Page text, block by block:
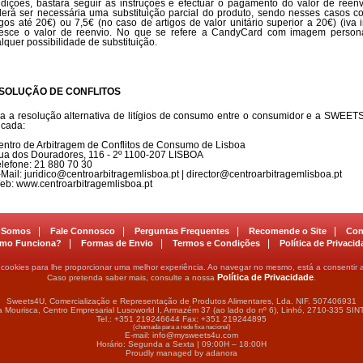
bastará seguir as instruções e efectuar o pagamento do valor de
ser necessária uma substituição parcial do produto, sendo nesses casos
até 20€) ou 7,5€ (no caso de artigos de valor unitário superior a 20€) (iva
o valor de reenvio. No que se refere a CandyCard com imagem
possibilidade de substituição.
DE CONFLITOS
a resolução alternativa de litígios de consumo entre o consumidor e a
de Arbitragem de Conflitos de Consumo de Lisboa
dos Douradores, 116 - 2º 1100-207 LISBOA
21 880 70 30
juridico@centroarbitragemlisboa.pt | director@centroarbitragemlisboa.pt
www.centroarbitragemlisboa.pt
Fale Connosco Perguntas Frequentes Recomende o Site
Funciona?
Formas de Envio Termos e Condições Política de
para lhe proporcionar uma melhor experiência. Ao navegar no mesmo, está a consentir
Caso pretenda saber mais, consulte a nossa Política de Privacidade.
Sweets4U, Comercialização e Representação de Produtos Alimentares, Lda. NIF. 507406931
Mourisca, Centro Empresarial Lusoworld I, Armazém 37 (ao lado do nº 6), Linhó, 2710-335
Tel.: +351 219246644 Fax: +351 219244895
(chamada para a rede fixa nacional)
E-mail: info@mysweets4u.com
Horário: Segunda a Sexta | 09:00H – 18:00H
Proudly managed by adanora